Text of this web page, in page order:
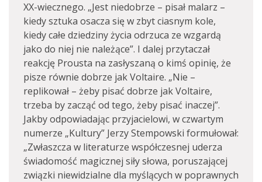
XX-wiecznego. „Jest niedobrze – pisał malarz –
kiedy sztuka osacza się w zbyt ciasnym kole,
kiedy całe dziedziny życia odrzuca ze wzgardą
jako do niej nie należące”. I dalej przytaczał
reakcję Prousta na zasłyszaną o kimś opinię, że
pisze równie dobrze jak Voltaire. „Nie –
replikował – żeby pisać dobrze jak Voltaire,
trzeba by zacząć od tego, żeby pisać inaczej”.
Jakby odpowiadając przyjacielowi, w czwartym
numerze „Kultury” Jerzy Stempowski formułował:
„Zwłaszcza w literaturze współczesnej uderza
świadomość magicznej siły słowa, poruszającej
związki niewidzialne dla myślących w poprawnych